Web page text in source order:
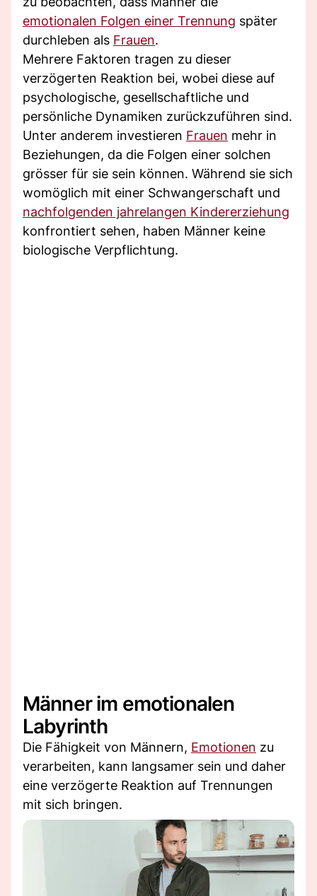
emotionalen Folgen einer Trennung später
durchleben als Frauen.
Mehrere Faktoren tragen zu dieser
verzögerten Reaktion bei, wobei diese auf
psychologische, gesellschaftliche und
persönliche Dynamiken zurückzuführen sind.
Unter anderem investieren Frauen mehr in
Beziehungen, da die Folgen einer solchen
grösser für sie sein können. Während sie sich
womöglich mit einer Schwangerschaft und
nachfolgenden jahrelangen Kindererziehung
konfrontiert sehen, haben Männer keine
biologische Verpflichtung.
Männer im emotionalen
Labyrinth
Die Fähigkeit von Männern, Emotionen zu
verarbeiten, kann langsamer sein und daher
eine verzögerte Reaktion auf Trennungen
mit sich bringen.